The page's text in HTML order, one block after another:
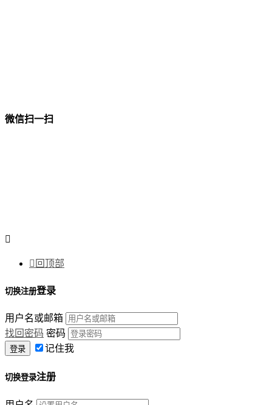
微信扫一扫

 回顶部
切换注册登录
用户名或邮箱
找回密码 密码
记住我
切换登录注册